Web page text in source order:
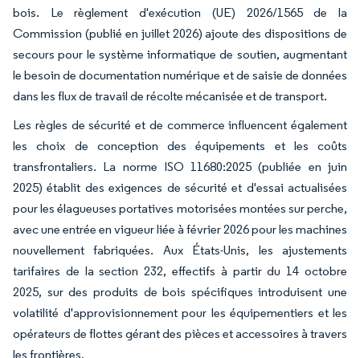
bois. Le règlement d'exécution (UE) 2026/1565 de la
Commission (publié en juillet 2026) ajoute des dispositions de
secours pour le système informatique de soutien, augmentant
le besoin de documentation numérique et de saisie de données
dans les flux de travail de récolte mécanisée et de transport.
Les règles de sécurité et de commerce influencent également
les choix de conception des équipements et les coûts
transfrontaliers. La norme ISO 11680:2025 (publiée en juin
2025) établit des exigences de sécurité et d'essai actualisées
pour les élagueuses portatives motorisées montées sur perche,
avec une entrée en vigueur liée à février 2026 pour les machines
nouvellement fabriquées. Aux États-Unis, les ajustements
tarifaires de la section 232, effectifs à partir du 14 octobre
2025, sur des produits de bois spécifiques introduisent une
volatilité d'approvisionnement pour les équipementiers et les
opérateurs de flottes gérant des pièces et accessoires à travers
les frontières.